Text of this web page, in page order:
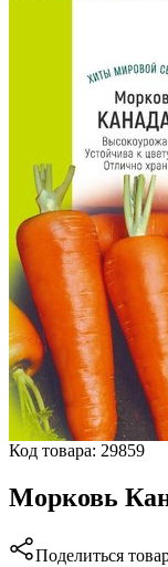
Код товара: 29859
Морковь
Поделиться